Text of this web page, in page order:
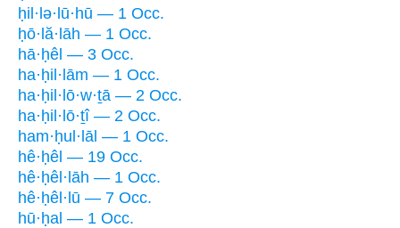
ḥil·lə·lū·hū — 1 Occ.
ḥō·lă·lāh — 1 Occ.
hā·ḥêl — 3 Occ.
ha·ḥil·lām — 1 Occ.
ha·ḥil·lō·w·ṯā — 2 Occ.
ha·ḥil·lō·ṯî — 2 Occ.
ham·ḥul·lāl — 1 Occ.
hê·ḥêl — 19 Occ.
hê·ḥêl·lāh — 1 Occ.
hê·ḥêl·lū — 7 Occ.
hū·ḥal — 1 Occ.